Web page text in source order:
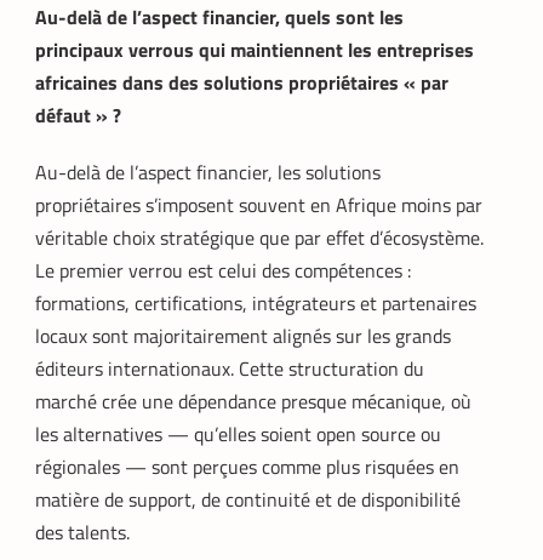
Au-delà de l’aspect financier, quels sont les
principaux verrous qui maintiennent les entreprises
africaines dans des solutions propriétaires « par
défaut » ?
Au-delà de l’aspect financier, les solutions
propriétaires s’imposent souvent en Afrique moins par
véritable choix stratégique que par effet d’écosystème.
Le premier verrou est celui des compétences :
formations, certifications, intégrateurs et partenaires
locaux sont majoritairement alignés sur les grands
éditeurs internationaux. Cette structuration du
marché crée une dépendance presque mécanique, où
les alternatives — qu’elles soient open source ou
régionales — sont perçues comme plus risquées en
matière de support, de continuité et de disponibilité
des talents.